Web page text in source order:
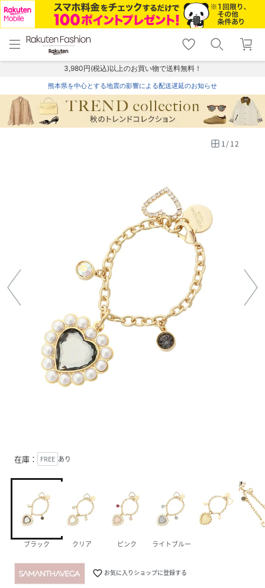
menu home
トップ
shopping_cart lock_outline
ログイン
3,980円(税込)以上のお買い物で送料無料！
熊本県を中心とする地震の影響による配送遅延のお知らせ
1/12
在庫： FREE あり
ブラック クリア ピンク ライトブルー
favorite_border お気に入りショップに登録する